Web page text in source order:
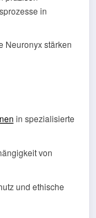
in
Neuronyx stärken
in spezialisierte
von
und ethische